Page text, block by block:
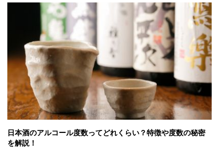
日本酒のアルコール度数ってどれくらい？特徴や度数の秘密
を解説！